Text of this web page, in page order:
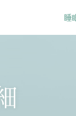
睡